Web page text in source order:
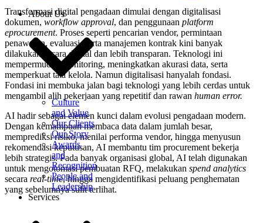
About Us
Culture
and Value
Our Clients
Our Story
Awards
and
Recognition
People and
Leadership
Services
Transformasi digital pengadaan dimulai dengan digitalisasi
dokumen, workflow approval, dan penggunaan platform
eprocurement. Proses seperti pencarian vendor, permintaan
penawaran, evaluasi, serta manajemen kontrak kini banyak
dilakukan secara digital dan lebih transparan. Teknologi ini
mempermudah monitoring, meningkatkan akurasi data, serta
memperkuat tata kelola. Namun digitalisasi hanyalah fondasi.
Fondasi ini membuka jalan bagi teknologi yang lebih cerdas untuk
mengambil alih pekerjaan yang repetitif dan rawan human error.
AI hadir sebagai elemen kunci dalam evolusi pengadaan modern.
Dengan kemampuan membaca data dalam jumlah besar,
memprediksi risiko, menilai performa vendor, hingga menyusun
rekomendasi keputusan, AI membantu tim procurement bekerja
lebih strategis. Pada banyak organisasi global, AI telah digunakan
untuk mengotomasi pembuatan RFQ, melakukan spend analytics
secara real-time, hingga mengidentifikasi peluang penghematan
yang sebelumnya sulit terlihat.